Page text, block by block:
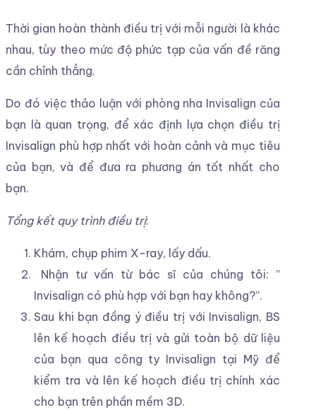
Thời gian hoàn thành điều trị với mỗi người là khác
nhau, tùy theo mức độ phức tạp của vấn đề răng
cần chỉnh thẳng.
Do đó việc thảo luận với phòng nha Invisalign của
bạn là quan trọng, để xác định lựa chọn điều trị
Invisalign phù hợp nhất với hoàn cảnh và mục tiêu
của bạn, và để đưa ra phương án tốt nhất cho
bạn.
Tổng kết quy trình điều trị:
Khám, chụp phim X-ray, lấy dấu.
Nhận tư vấn từ bác sĩ của chúng tôi: ”
Invisalign có phù hợp với bạn hay không?”.
Sau khi bạn đồng ý điều trị với Invisalign, BS
lên kế hoạch điều trị và gửi toàn bộ dữ liệu
của bạn qua công ty Invisalign tại Mỹ để
kiểm tra và lên kế hoạch điều trị chính xác
cho bạn trên phần mềm 3D.